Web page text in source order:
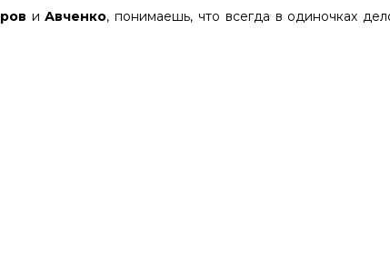
иАвченко, понимаешь, что всегда в одиночках